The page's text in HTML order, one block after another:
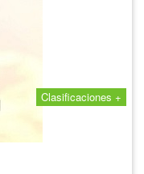
Clasificaciones +